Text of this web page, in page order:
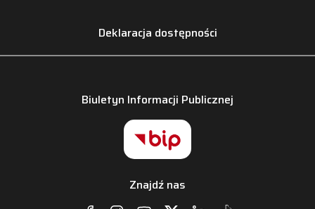
Deklaracja dostępności
Biuletyn Informacji Publicznej
Znajdź nas